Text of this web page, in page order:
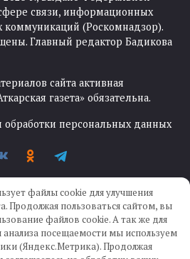
связи, информационных
коммуникаций (Роскомнадзор).
Главный редактор Бадикова
сайта активная
газета» обязательна.
персональных данных
сайта —IKWEB
файлы cookie для улучшения
Продолжая пользоваться сайтом, вы
файлов cookie. А так же для
анализа посещаемости мы используем
(Яндекс.Метрика). Продолжая